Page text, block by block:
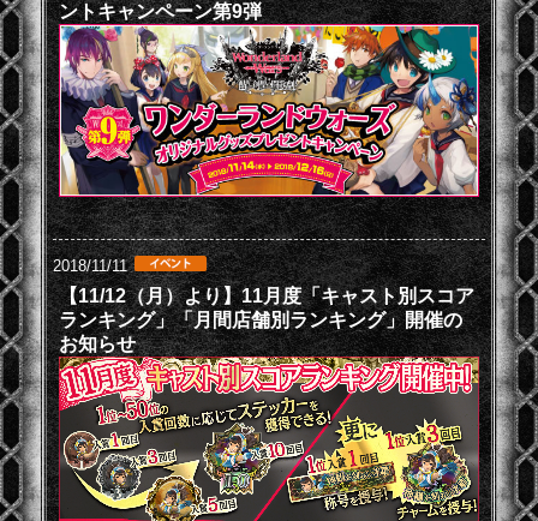
ントキャンペーン第9弾
2018/11/11
【11/12（月）より】11月度「キャスト別スコア
ランキング」「月間店舗別ランキング」開催の
お知らせ